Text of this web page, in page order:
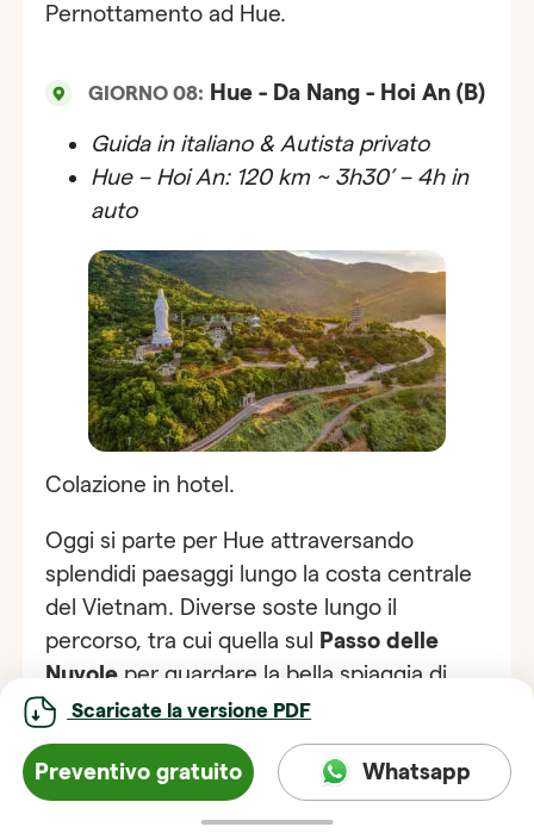
Pernottamento ad Hue.
GIORNO 08: Hue - Da Nang - Hoi An (B)
Guida in italiano & Autista privato
Hue – Hoi An: 120 km ~ 3h30’ – 4h in
auto
Colazione in hotel.
Oggi si parte per Hue attraversando
splendidi paesaggi lungo la costa centrale
del Vietnam. Diverse soste lungo il
percorso, tra cui quella sul
Passo delle
Nuvole per guardare la bella spiaggia di
Lang Co, una delle più belle penisole del
Vietnam, una delle più belle penisole del
Vietnam e la laguna di Lap An; la città di Da
Nang, dove si possono laPagoda di Linh
Preventivo gratuito Whatsapp
Scaricate la versione PDF